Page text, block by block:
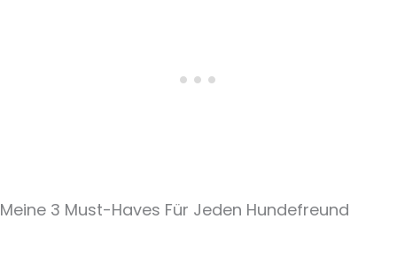
Meine 3 Must-Haves Für Jeden Hundefreund​